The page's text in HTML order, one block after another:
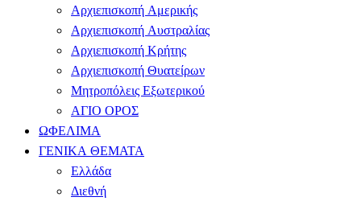
Αρχιεπισκοπή Αμερικής
Αρχιεπισκοπή Αυστραλίας
Αρχιεπισκοπή Κρήτης
Αρχιεπισκοπή Θυατείρων
Μητροπόλεις Εξωτερικού
ΑΓΙΟ ΟΡΟΣ
ΩΦΕΛΙΜΑ
ΓΕΝΙΚΑ ΘΕΜΑΤΑ
Ελλάδα
Διεθνή